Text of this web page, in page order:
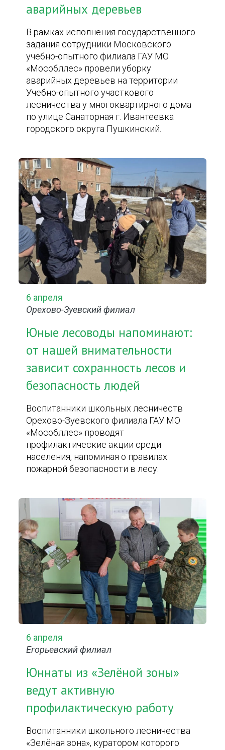
аварийных деревьев
В рамках исполнения государственного
задания сотрудники Московского
учебно-опытного филиала ГАУ МО
«Мособллес» провели уборку
аварийных деревьев на территории
Учебно-опытного участкового
лесничества у многоквартирного дома
по улице Санаторная г. Ивантеевка
городского округа Пушкинский.
6 апреля
Орехово-Зуевский филиал
Юные лесоводы напоминают:
от нашей внимательности
зависит сохранность лесов и
безопасность людей
Воспитанники школьных лесничеств
Орехово-Зуевского филиала ГАУ МО
«Мособллес» проводят
профилактические акции среди
населения, напоминая о правилах
пожарной безопасности в лесу.
6 апреля
Егорьевский филиал
Юннаты из «Зелёной зоны»
ведут активную
профилактическую работу
Воспитанники школьного лесничества
«Зелёная зона», куратором которого